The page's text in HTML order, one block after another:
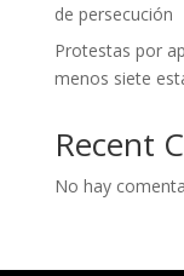
de persecución
Protestas por
menos siete
Recent
No hay